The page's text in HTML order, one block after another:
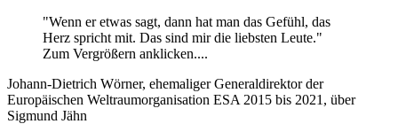
"Wenn er etwas sagt, dann hat man das Gefühl, das
Herz spricht mit. Das sind mir die liebsten Leute."
Zum Vergrößern anklicken....
Johann-Dietrich Wörner, ehemaliger Generaldirektor der
Europäischen Weltraumorganisation ESA 2015 bis 2021, über
Sigmund Jähn